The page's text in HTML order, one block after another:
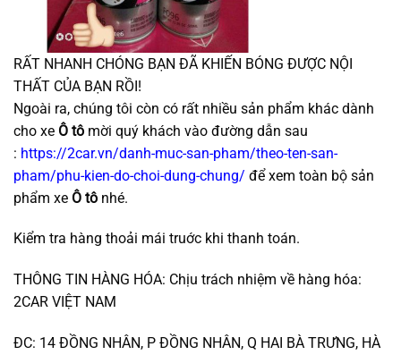
RẤT NHANH CHÓNG BẠN ĐÃ KHIẾN BÓNG ĐƯỢC NỘI
THẤT CỦA BẠN RỒI!
Ngoài ra, chúng tôi còn có rất nhiều sản phẩm khác dành
cho xe Ô tô mời quý khách vào đường dẫn sau
: https://2car.vn/danh-muc-san-pham/theo-ten-san-
pham/phu-kien-do-choi-dung-chung/ để xem toàn bộ sản
phẩm xe Ô tô nhé.
Kiểm tra hàng thoải mái truớc khi thanh toán.
THÔNG TIN HÀNG HÓA: Chịu trách nhiệm về hàng hóa:
2CAR VIỆT NAM
ĐC: 14 ĐỒNG NHÂN, P ĐỒNG NHÂN, Q HAI BÀ TRƯNG, HÀ